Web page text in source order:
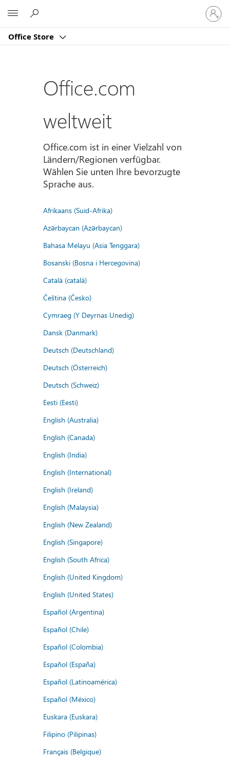
Office Store
Bei
Ihrem
Konto
Office.com
weltweit
Office.com ist in einer Vielzahl von
Ländern/Regionen verfügbar.
Wählen Sie unten Ihre bevorzugte
Sprache aus.
Afrikaans (Suid-Afrika)
Azərbaycan (Azərbaycan)
Bahasa Melayu (Asia Tenggara)
Bosanski (Bosna i Hercegovina)
Català (català)
Čeština (Česko)
Cymraeg (Y Deyrnas Unedig)
Dansk (Danmark)
Deutsch (Deutschland)
Deutsch (Österreich)
Deutsch (Schweiz)
Eesti (Eesti)
English (Australia)
English (Canada)
English (India)
English (International)
English (Ireland)
English (Malaysia)
English (New Zealand)
English (Singapore)
English (South Africa)
English (United Kingdom)
English (United States)
Español (Argentina)
Español (Chile)
Español (Colombia)
Español (España)
Español (Latinoamérica)
Español (México)
Euskara (Euskara)
Filipino (Pilipinas)
Français (Belgique)